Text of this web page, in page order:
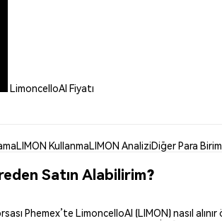
LimoncelloAI Fiyatı
LIMON KullanmaLIMON AnaliziDiğer Para
Satın Alabilirim?
Phemex’te LimoncelloAI (LIMON) nasıl